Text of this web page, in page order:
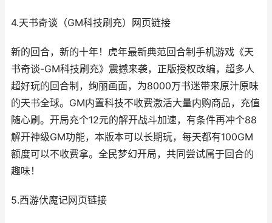
4.天书奇谈（GM科技刷充）网页链接
新的回合，新的十年！虎年最新典范回合制手机游戏《天
书奇谈-GM科技刷充》震撼来袭，正版授权改编，超多人
超好玩的回合制，绚丽画面，为8000万书迷带来原汁原味
的天书全球。GM内置科技不收费激活大量内购商品，充值
随心刷。开局充个12元的解开战斗加速，有条件再冲个88
解开神级GM功能，本版本可以长期玩，每天都有100GM
额度可以不收费拿。全民梦幻开局，共同尝试属于回合的
趣味！
5.西游伏魔记网页链接